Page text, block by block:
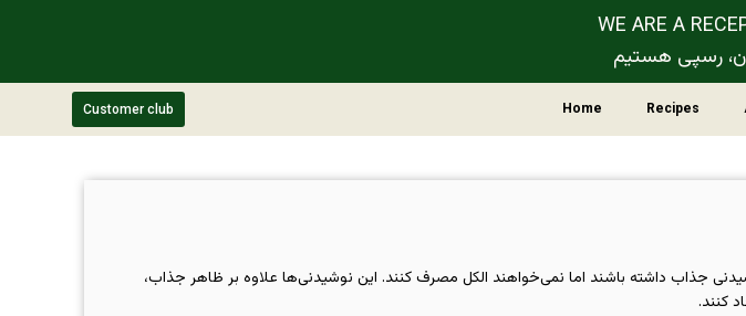
WE ARE A
رسپی هستیم
Recipes
Home
Customer club
جذاب داشته باشند اما نمی‌خواهند الکل مصرف کنند. این نوشیدنی‌ها علاوه بر ظاهر جذاب،
کنند.